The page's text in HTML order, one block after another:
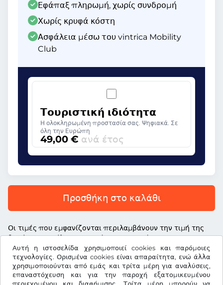
Αυτή η ιστοσελίδα χρησιμοποιεί cookies και παρόμοιες
τεχνολογίες. Ορισμένα cookies είναι απαραίτητα, ενώ άλλα
χρησιμοποιούνται από εμάς και τρίτα μέρη για αναλύσεις,
επαναστόχευση και για την παροχή εξατομικευμένου
Εφάπαξ πληρωμή, χωρίς συνδρομή
Χωρίς κρυφά κόστη
Ασφάλεια μέσω του vintrica Mobility
Club
Τουριστική ιδιότητα
Η ολοκληρωμένη προστασία σας. Ψηφιακά. Σε
όλη την Ευρώπη
49,00 € ανά έτος
Προσθήκη στο καλάθι
Οι τιμές που εμφανίζονται περιλαμβάνουν την τιμή της
βινιέτας, το τέλος υπηρεσίας και τον νόμιμο ΦΠΑ